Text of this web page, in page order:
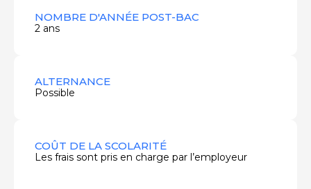
NOMBRE D'ANNÉE POST-BAC
2 ans
ALTERNANCE
Possible
COÛT DE LA SCOLARITÉ
Les frais sont pris en charge par l’employeur